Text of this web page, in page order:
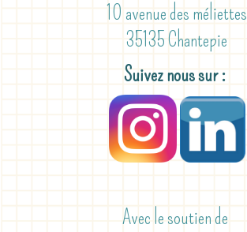
10 avenue des méliettes
35135 Chantepie
Suivez nous sur :
Avec le soutien de